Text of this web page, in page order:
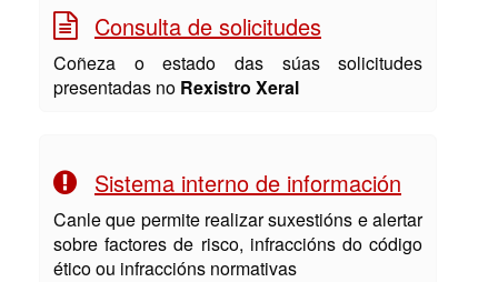
Consulta de solicitudes
Coñeza o estado das súas solicitudes
presentadas no Rexistro Xeral
Sistema interno de información
Canle que permite realizar suxestións e alertar
sobre factores de risco, infraccións do código
ético ou infraccións normativas